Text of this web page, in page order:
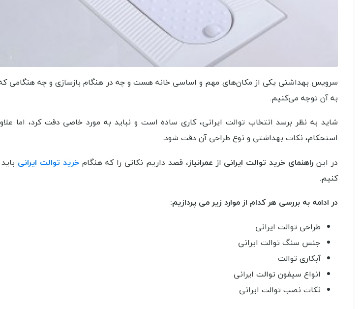
سرویس بهداشتی یکی از مکان‌های مهم و اساسی خانه هست و چه در هنگام بازسازی و چه هنگامی که
به آن توجه می‌کنیم.
شاید به نظر برسد انتخاب توالت ایرانی، کاری ساده است و نباید به مورد خاصی دقت کرد، اما
استحکام، نکات بهداشتی و نوع طراحی آن دقت شود.
در این راهنمای خرید توالت ایرانی از عمرانیاز، قصد داریم نکاتی را که هنگام خرید توالت ایرانی
کنیم.
در ادامه به بررسی هر کدام از موارد زیر می پردازیم:
طراحی توالت ایرانی
جنس سنگ توالت ایرانی
آبکاری توالت
انواع سیفون توالت ایرانی
نکات نصب توالت ایرانی